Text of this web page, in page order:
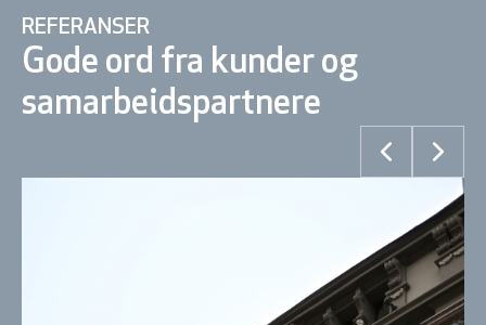
REFERANSER
Gode ord fra kunder og
samarbeidspartnere